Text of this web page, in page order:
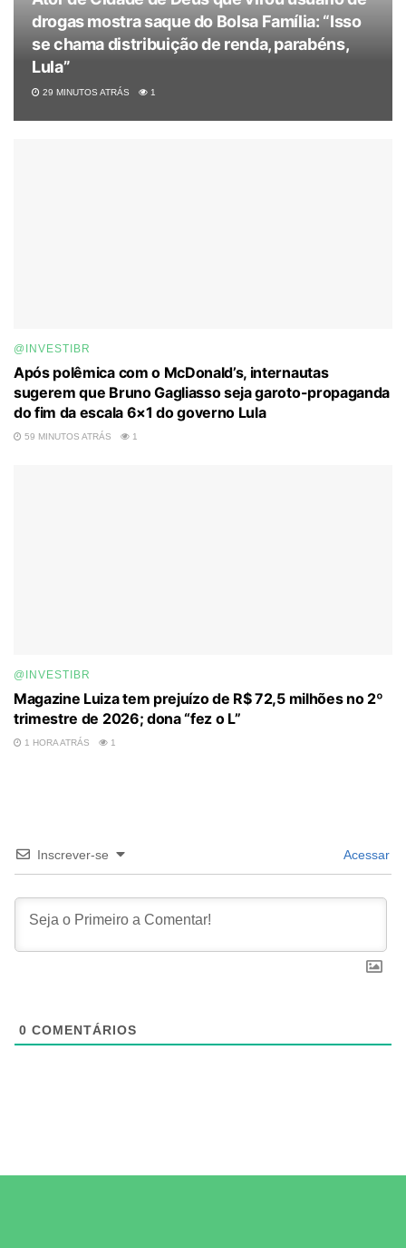
drogas mostra saque do Bolsa Família: “Isso
se chama distribuição de renda, parabéns,
Lula”
29 MINUTOS ATRÁS 1
@INVESTIBR
Após polêmica com o McDonald’s, internautas
sugerem que Bruno Gagliasso seja garoto-propaganda
do fim da escala 6×1 do governo Lula
59 MINUTOS ATRÁS 1
@INVESTIBR
Magazine Luiza tem prejuízo de R$ 72,5 milhões no 2º
trimestre de 2026; dona “fez o L”
1 HORA ATRÁS 1
Inscrever-se Acessar
0 COMENTÁRIOS